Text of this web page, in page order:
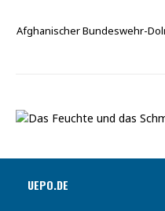
Afghanischer Bundeswehr-
UEPO.DE